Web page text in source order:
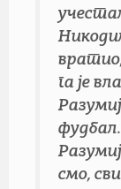
га је
смо,